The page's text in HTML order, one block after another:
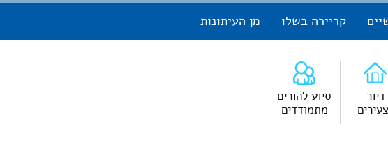
קריירה בשלו מן העיתונות
דיור
סיוע להורים
מתמודדים